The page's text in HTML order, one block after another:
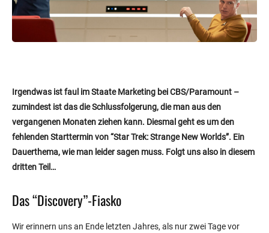
Irgendwas ist faul im Staate Marketing bei CBS/Paramount –
zumindest ist das die Schlussfolgerung, die man aus den
vergangenen Monaten ziehen kann. Diesmal geht es um den
fehlenden Starttermin von “Star Trek: Strange New Worlds”. Ein
Dauerthema, wie man leider sagen muss. Folgt uns also in diesem
dritten Teil…
Das “Discovery”-Fiasko
Wir erinnern uns an Ende letzten Jahres, als nur zwei Tage vor